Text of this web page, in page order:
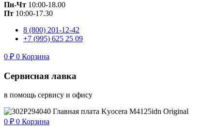
Пн-Чт 10:00-18.00
Пт 10:00-17.30
8 (800) 201-12-42
+7 (995) 625 25 09
0 ₽ 0 Корзина
Сервисная лавка
в помощь сервису и офису
0 ₽ 0 Корзина